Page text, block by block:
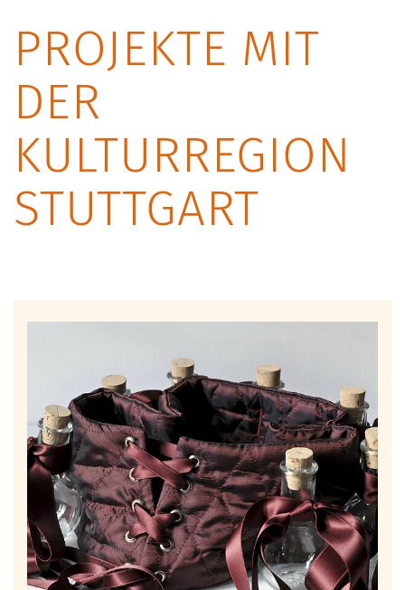
PROJEKTE MIT
DER
KULTURREGION
STUTTGART